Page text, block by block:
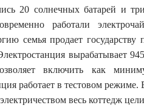
20 солнечных батарей и
работали
семья продает
вырабатывает
включить как
работает в тестовом
весь коттедж